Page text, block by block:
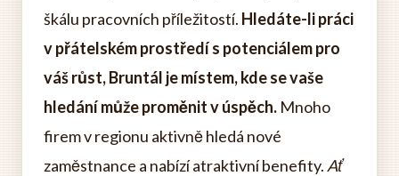
škálu pracovních příležitostí. Hledáte-li práci
v přátelském prostředí s potenciálem pro
váš růst, Bruntál je místem, kde se vaše
hledání může proměnit v úspěch. Mnoho
firem v regionu aktivně hledá nové
zaměstnance a nabízí atraktivní benefity. Ať